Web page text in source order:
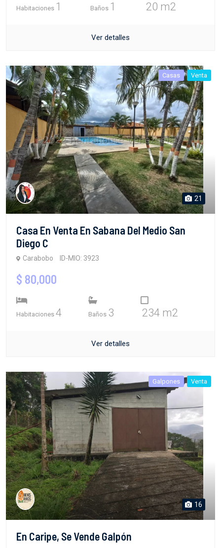
Habitaciones 1 Baños 1 20 m2
Ver detalles
Casas Venta
21
Casa En Venta En Sabana Del Medio San
Diego C
Carabobo ID-MIO: 3923
$ 80,000
Habitaciones 4 Baños 3 234 m2
Ver detalles
Galpones Venta
16
En Caripe, Se Vende Galpón